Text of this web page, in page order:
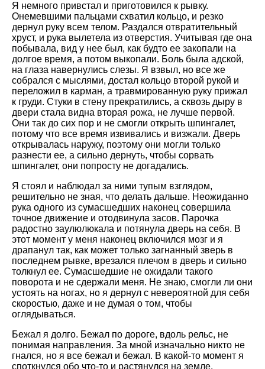
Я немного привстал и приготовился к рывку.
Онемевшими пальцами схватил кольцо, и резко
дернул руку всем телом. Раздался отвратительный
хруст, и рука вылетела из отверстия. Учитывая где она
побывала, вид у нее был, как будто ее закопали на
долгое время, а потом выкопали. Боль была адской,
на глаза навернулись слезы. Я взвыл, но все же
собрался с мыслями, достал кольцо второй рукой и
переложил в карман, а травмированную руку прижал
к груди. Стуки в стену прекратились, а сквозь дыру в
двери стала видна вторая рожа, не лучше первой.
Они так до сих пор и не смогли открыть шпингалет,
потому что все время извивались и визжали. Дверь
открывалась наружу, поэтому они могли только
разнести ее, а сильно дернуть, чтобы сорвать
шпингалет, они попросту не догадались.
Я стоял и наблюдал за ними тупым взглядом,
решительно не зная, что делать дальше. Неожиданно
рука одного из сумасшедших наконец совершила
точное движение и отодвинула засов. Парочка
радостно заулюлюкала и потянула дверь на себя. В
этот момент у меня наконец включился мозг и я
драпанул так, как может только загнанный зверь в
последнем рывке, врезался плечом в дверь и сильно
толкнул ее. Сумасшедшие не ожидали такого
поворота и не сдержали меня. Не знаю, смогли ли они
устоять на ногах, но я дернул с невероятной для себя
скоростью, даже и не думая о том, чтобы
оглядываться.
Бежал я долго. Бежал по дороге, вдоль рельс, не
понимая направления. За мной изначально никто не
гнался, но я все бежал и бежал. В какой-то момент я
споткнулся обо что-то и растянулся на земле.